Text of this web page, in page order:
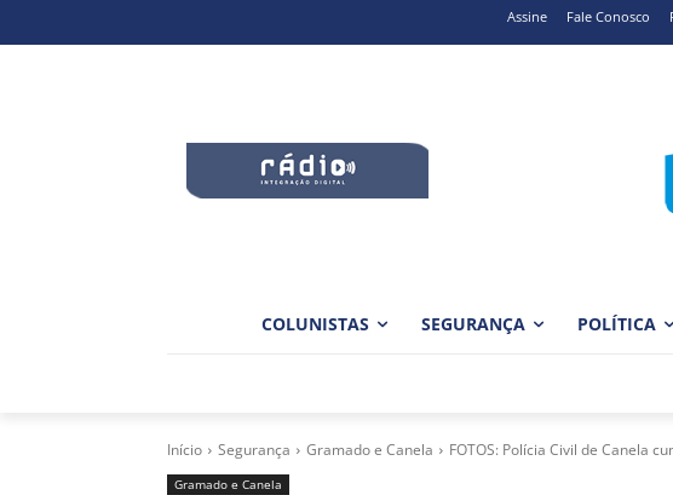
Assine Fale Conosco
COLUNISTAS SEGURANÇA POLÍTICA
Início Segurança Gramado e Canela FOTOS: Polícia Civil de Canela
Gramado e Canela